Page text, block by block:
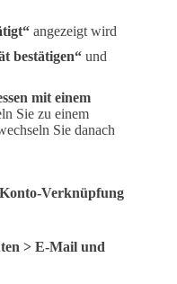
angezeigt wird
bestätigen“ und
mit einem
Sie zu einem
Sie danach
Verknüpfung
> E-Mail und